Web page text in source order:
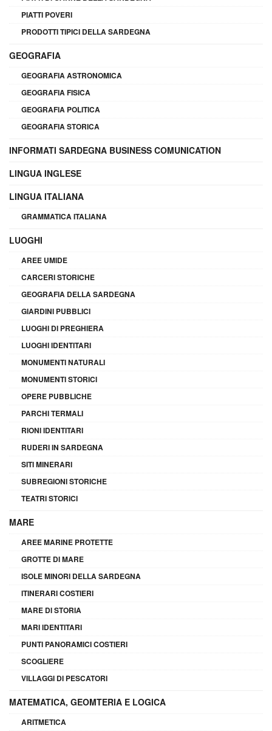
PIATTI POVERI
PRODOTTI TIPICI DELLA SARDEGNA
GEOGRAFIA
GEOGRAFIA ASTRONOMICA
GEOGRAFIA FISICA
GEOGRAFIA POLITICA
GEOGRAFIA STORICA
INFORMATI SARDEGNA BUSINESS COMUNICATION
LINGUA INGLESE
LINGUA ITALIANA
GRAMMATICA ITALIANA
LUOGHI
AREE UMIDE
CARCERI STORICHE
GEOGRAFIA DELLA SARDEGNA
GIARDINI PUBBLICI
LUOGHI DI PREGHIERA
LUOGHI IDENTITARI
MONUMENTI NATURALI
MONUMENTI STORICI
OPERE PUBBLICHE
PARCHI TERMALI
RIONI IDENTITARI
RUDERI IN SARDEGNA
SITI MINERARI
SUBREGIONI STORICHE
TEATRI STORICI
MARE
AREE MARINE PROTETTE
GROTTE DI MARE
ISOLE MINORI DELLA SARDEGNA
ITINERARI COSTIERI
MARE DI STORIA
MARI IDENTITARI
PUNTI PANORAMICI COSTIERI
SCOGLIERE
VILLAGGI DI PESCATORI
MATEMATICA, GEOMTERIA E LOGICA
ARITMETICA